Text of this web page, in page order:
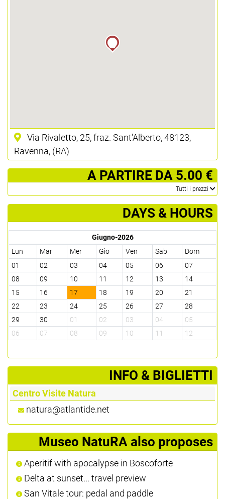
Via Rivaletto, 25, fraz. Sant'Alberto, 48123,
Ravenna, (RA)
­ A PARTIRE DA 5.00 €
­Tutti i prezzi
DAYS & HOURS
Giugno-2026
Lun
Mar Mer Gio Ven Sab
Dom
01
02 03 04 05 06
07
08
09 10 11 12 13
14
15
16 17 18 19 20
21
22
23 24 25 26 27
28
29
30 01 02 03 04
05
06
07 08 09 10 11 12
­INFO & BIGLIETTI
Centro Visite Natura
natura@atlantide.net
Museo NatuRA also proposes
Aperitif with apocalypse in Boscoforte
Delta at sunset... travel preview
San Vitale tour: pedal and paddle